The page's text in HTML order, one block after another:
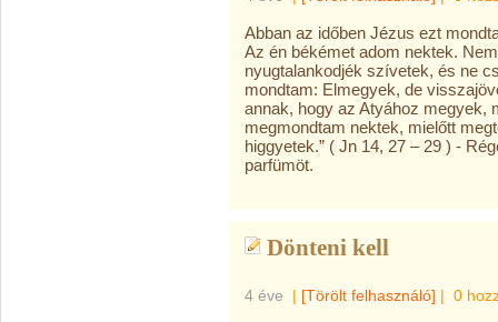
Abban az időben Jézus ezt
Az én békémet adom nektek.
nyugtalankodjék szívetek, és ne
mondtam: Elmegyek, de
annak, hogy az Atyához megyek,
megmondtam nektek, mielőtt
higgyetek.” ( Jn 14, 27 – 29 ) -
parfümöt.
Dönteni kell
4 éve | [Törölt felhasználó] | 0